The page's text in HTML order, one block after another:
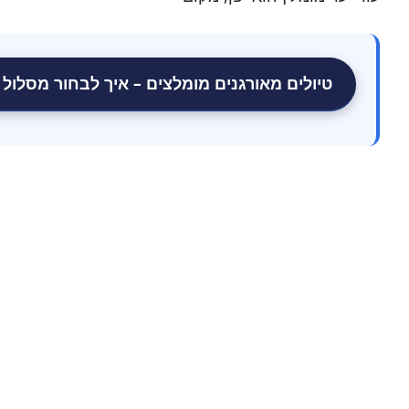
טיולים מאורגנים מומלצים – איך לבחור מסלול